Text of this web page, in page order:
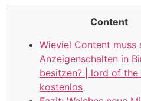
Content
Wieviel Content muss
Anzeigenschalten in
besitzen? | lord of
kostenlos